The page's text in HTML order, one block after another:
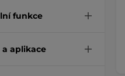
funkce
aplikace